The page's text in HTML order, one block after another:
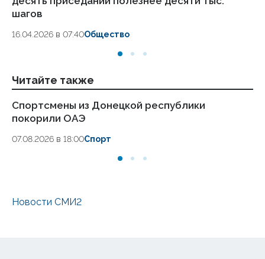
шагов
16.04.2026 в 07:40Общество
Читайте также
Спортсмены из Донецкой республики
покорили ОАЭ
07.08.2026 в 18:00Спорт
Новости СМИ2